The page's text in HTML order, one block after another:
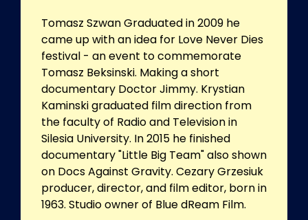
Tomasz Szwan Graduated in 2009 he
came up with an idea for Love Never Dies
festival - an event to commemorate
Tomasz Beksinski. Making a short
documentary Doctor Jimmy. Krystian
Kaminski graduated film direction from
the faculty of Radio and Television in
Silesia University. In 2015 he finished
documentary "Little Big Team" also shown
on Docs Against Gravity. Cezary Grzesiuk
producer, director, and film editor, born in
1963. Studio owner of Blue dReam Film.